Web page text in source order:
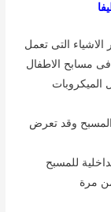
الاشياء التى تعمل
مسابح الاطفال
الميكروبات
المسبح وقد تعرض
للمسبح
مرة